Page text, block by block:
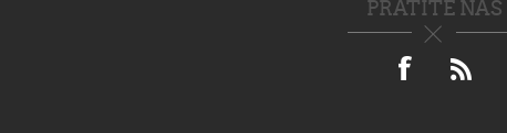
PRATITE NAS